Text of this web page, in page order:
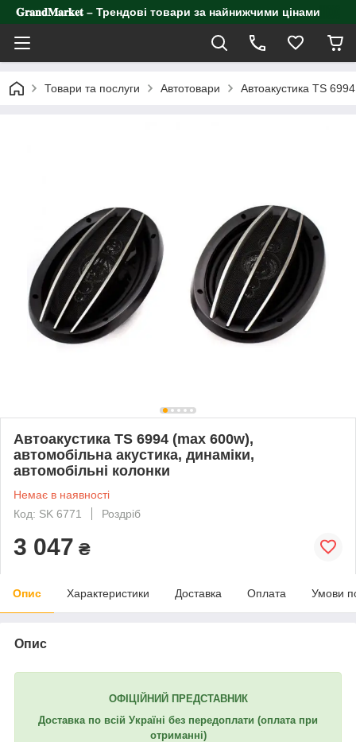
𝐆𝐫𝐚𝐧𝐝𝐌𝐚𝐫𝐤𝐞𝐭 – Трендові товари за найнижчими цінами
Товари та послуги Автотовари Автоакустика TS
Автоакустика TS 6994 (max 600w),
автомобільна акустика, динаміки,
автомобільні колонки
Немає в наявності
Код: SK 6771
Роздріб
3 047 ₴
Опис Характеристики Доставка Оплата Умови
Опис
ОФІЦІЙНИЙ ПРЕДСТАВНИК
Доставка по всій Україні без передоплати (оплата при
отриманні)